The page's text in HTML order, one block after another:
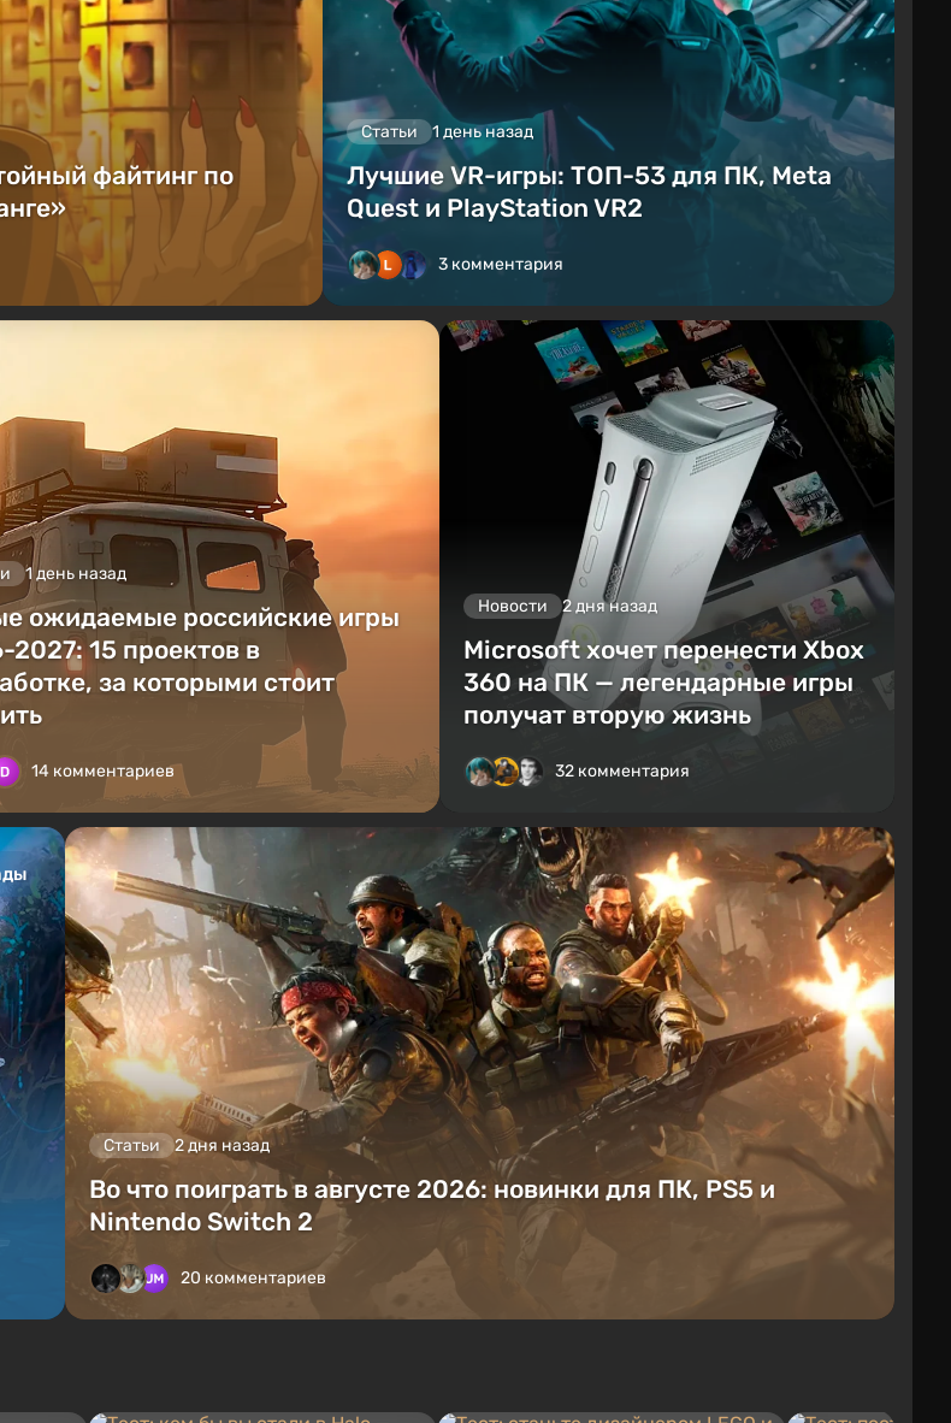
файтинг по
Статьи 1 день назад
Лучшие VR-игры: ТОП-53 для ПК, Meta
Quest и PlayStation VR2
3 комментария
1 день назад
ожидаемые российские игры
2027: 15 проектов в
за которыми стоит
14 комментариев
Новости 2 дня назад
Microsoft хочет перенести Xbox
360 на ПК — легендарные игры
получат вторую жизнь
32 комментария
Статьи 2 дня назад
Во что поиграть в августе 2026: новинки для ПК, PS5 и
Nintendo Switch 2
20 комментариев